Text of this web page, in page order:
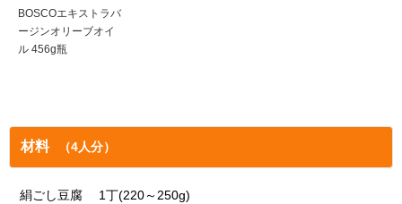
BOSCOエキストラバ
ージンオリーブオイ
ル 456g瓶
材料 （4人分）
絹ごし豆腐 1丁(220～250g)